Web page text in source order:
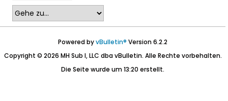
Powered byvBulletin® Version 6.2.2
Copyright © 2026 MH Sub I, LLC dba vBulletin. Alle Rechte vorbehalten.
Die Seite wurde um 13:20 erstellt.